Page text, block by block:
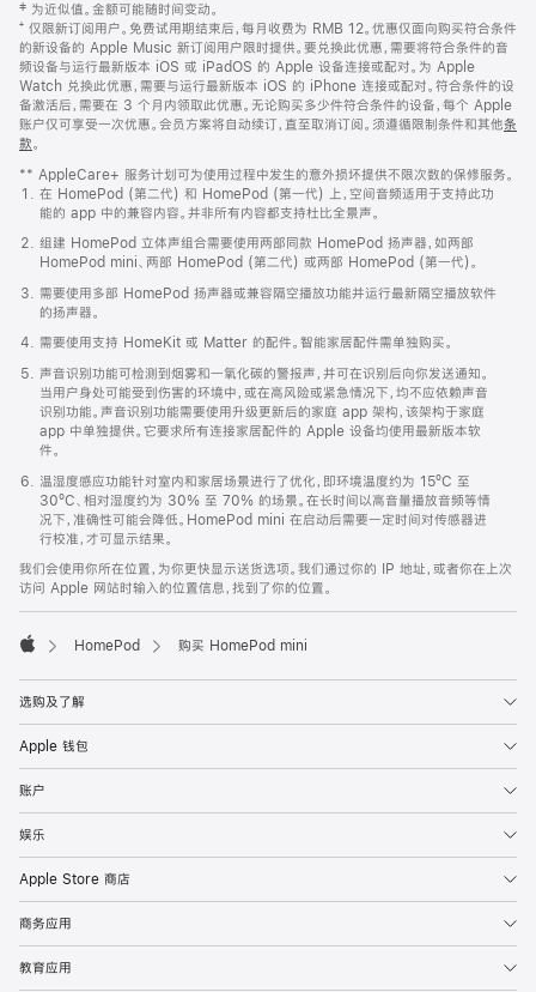
页
页
脚
注
‡ 为近似值。金额可能随时间变动。
⁺ 仅限新订阅用户。免费试用期结束后，每月收费为 RMB 12。优惠仅面向购买符合条件
的新设备的 Apple Music 新订阅用户限时提供。要兑换此优惠，需要将符合条件的音
频设备与运行最新版本 iOS 或 iPadOS 的 Apple 设备连接或配对。为 Apple
Watch 兑换此优惠，需要与运行最新版本 iOS 的 iPhone 连接或配对。符合条件的设
备激活后，需要在 3 个月内领取此优惠。无论购买多少件符合条件的设备，每个 Apple
账户仅可享受一次优惠。会员方案将自动续订，直至取消订阅。须遵循限制条件和其他条
款。
窗
口
中
打
开)
** AppleCare+ 服务计划可为使用过程中发生的意外损坏提供不限次数的保修服务。
在 HomePod (第二代) 和 HomePod (第一代) 上，空间音频适用于支持此功
能的 app 中的兼容内容。并非所有内容都支持杜比全景声。
组建 HomePod 立体声组合需要使用两部同款 HomePod 扬声器，如两部
HomePod mini、两部 HomePod (第二代) 或两部 HomePod (第一代)。
需要使用多部 HomePod 扬声器或兼容隔空播放功能并运行最新隔空播放软件
的扬声器。
需要使用支持 HomeKit 或 Matter 的配件。智能家居配件需单独购买。
声音识别功能可检测到烟雾和一氧化碳的警报声，并可在识别后向你发送通知。
当用户身处可能受到伤害的环境中，或在高风险或紧急情况下，均不应依赖声音
识别功能。声音识别功能需要使用升级更新后的家庭 app 架构，该架构于家庭
app 中单独提供。它要求所有连接家居配件的 Apple 设备均使用最新版本软
件。
温湿度感应功能针对室内和家居场景进行了优化，即环境温度约为 15ºC 至
30ºC、相对湿度约为 30% 至 70% 的场景。在长时间以高音量播放音频等情
况下，准确性可能会降低。HomePod mini 在启动后需要一定时间对传感器进
行校准，才可显示结果。
我们会使用你所在位置，为你更快显示送货选项。我们通过你的 IP 地址，或者你在上次
访问 Apple 网站时输入的位置信息，找到了你的位置。
HomePod 购买 HomePod mini
选购及了解
Apple 钱包
账户
娱乐
Apple Store 商店
商务应用
教育应用